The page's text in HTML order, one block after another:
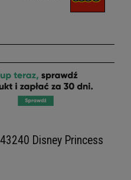
Disney Princess